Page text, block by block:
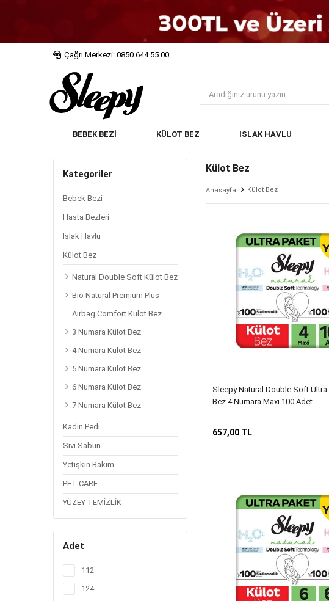
Çağrı Merkezi: 0850 644 55 00
BEBEK BEZİ KÜLOT BEZ ISLAK HAVLU
Kategoriler
Bebek Bezi
Hasta Bezleri
Islak Havlu
Külot Bez
Natural Double Soft Külot Bez
Bio Natural Premium Plus
Airbag Comfort Külot Bez
3 Numara Külot Bez
4 Numara Külot Bez
5 Numara Külot Bez
6 Numara Külot Bez
7 Numara Külot Bez
Kadın Pedi
Sıvı Sabun
Yetişkin Bakım
PET CARE
YÜZEY TEMİZLİK
Adet
112
124
Külot Bez
Anasayfa Külot Bez
Sleepy Natural Double Soft Ultra
Bez 4 Numara Maxi 100 Adet
657,00 TL